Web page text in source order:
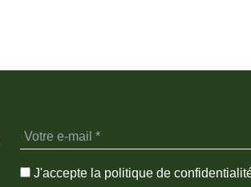
J'accepte la politique de